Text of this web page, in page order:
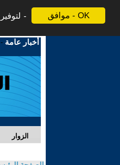
موافق - OK
أخبار عامة
الزوار